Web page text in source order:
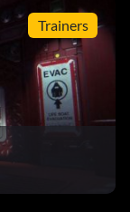
Trainers